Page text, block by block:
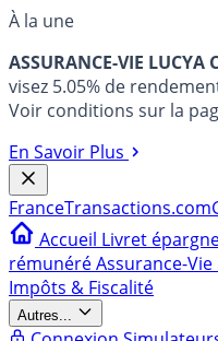
À la une
ASSURANCE-VIE LUCYA
visez 5.05% de
Voir conditions sur la
En Savoir Plus
FranceTransactions.com
Accueil Livret
rémunéréAssurance-Vie
Impôts & Fiscalité
Autres...